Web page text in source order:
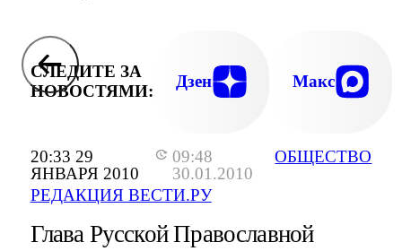
20:33 29
ЯНВАРЯ 2010
09:48
30.01.2010
РЕДАКЦИЯ ВЕСТИ.РУ
ОБЩЕСТВО
СЛЕДИТЕ ЗА
НОВОСТЯМИ:
Дзен Макс
Глава Русской Православной